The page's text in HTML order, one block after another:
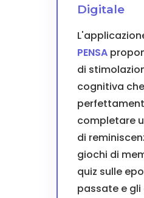
Digitale
PENSA
di
cognitiva
completare
di
giochi di
quiz sulle
passate e gli